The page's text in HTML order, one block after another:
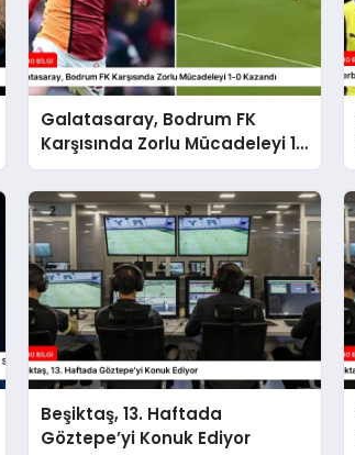
Galatasaray, Bodrum FK
Karşısında Zorlu Mücadeleyi 1-
0 Kazandı
Beşiktaş, 13. Haftada
Göztepe’yi Konuk Ediyor